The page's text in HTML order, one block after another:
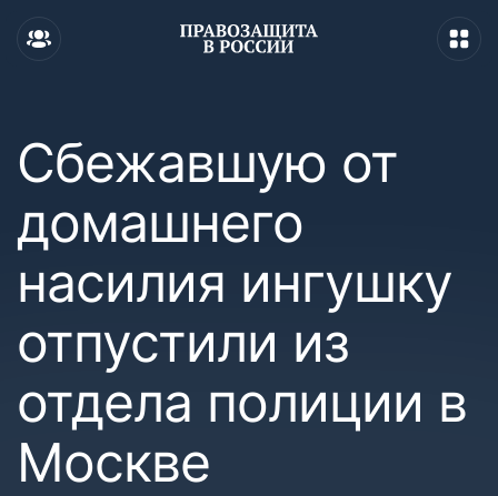
Сбежавшую от
домашнего
насилия ингушку
отпустили из
отдела полиции в
Москве